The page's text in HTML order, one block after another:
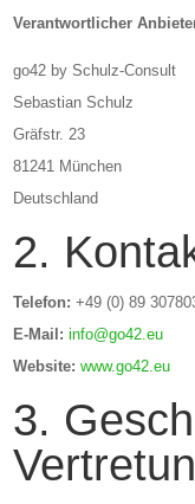
Verantwortlicher
go42 by Schulz-Consult
Sebastian Schulz
Gräfstr. 23
81241 München
Deutschland
2.
Telefon: +49 (0) 89
E-Mail: info@go42.eu
Website: www.go42.eu
3.